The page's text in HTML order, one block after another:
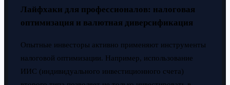
Лайфхаки для профессионалов: налоговая
оптимизация и валютная диверсификация
Опытные инвесторы активно применяют инструменты
налоговой оптимизации. Например, использование
ИИС (индивидуального инвестиционного счета)